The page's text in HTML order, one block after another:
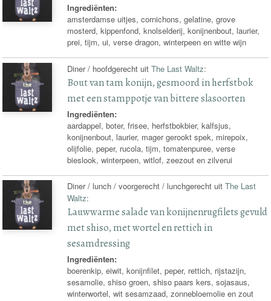
Ingrediënten:
amsterdamse uitjes, cornichons, gelatine, grove
mosterd, kippenfond, knolselderij, konijnenbout, laurier,
prei, tijm, ui, verse dragon, winterpeen en witte wijn
Diner / hoofdgerecht uitThe Last Waltz:
Bout van tam konijn, gesmoord in herfstbok
met een stamppotje van bittere slasoorten
Ingrediënten:
aardappel, boter, frisee, herfstbokbier, kalfsjus,
konijnenbout, laurier, mager gerookt spek, mirepoix,
olijfolie, peper, rucola, tijm, tomatenpuree, verse
bieslook, winterpeen, witlof, zeezout en zilverui
Diner / lunch / voorgerecht / lunchgerecht uitThe Last
Waltz:
Lauwwarme salade van konijnenrugfilets gevuld
met shiso, met wortel en rettich in
sesamdressing
Ingrediënten:
boerenkip, eiwit, konijnfilet, peper, rettich, rijstazijn,
sesamolie, shiso groen, shiso paars kers, sojasaus,
winterwortel, wit sesamzaad, zonnebloemolie en zout